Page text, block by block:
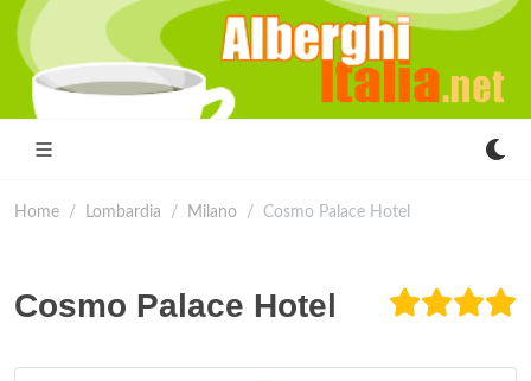
Home Lombardia Milano Cosmo Palace Hotel
Cosmo Palace Hotel